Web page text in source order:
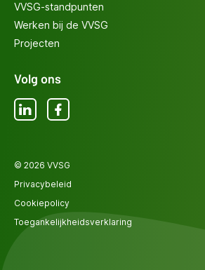
VVSG-standpunten
Werken bij de VVSG
Projecten
Volg ons
LinkedInFacebook
© 2026 VVSG
Privacybeleid
Cookiepolicy
Toegankelijkheidsverklaring